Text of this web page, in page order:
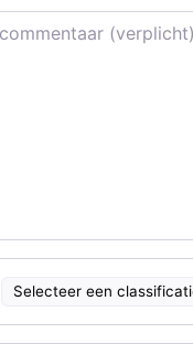
Selecteer een